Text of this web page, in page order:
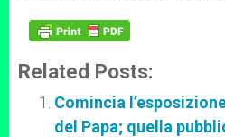
Related Posts:
Comincia
del Papa; quella